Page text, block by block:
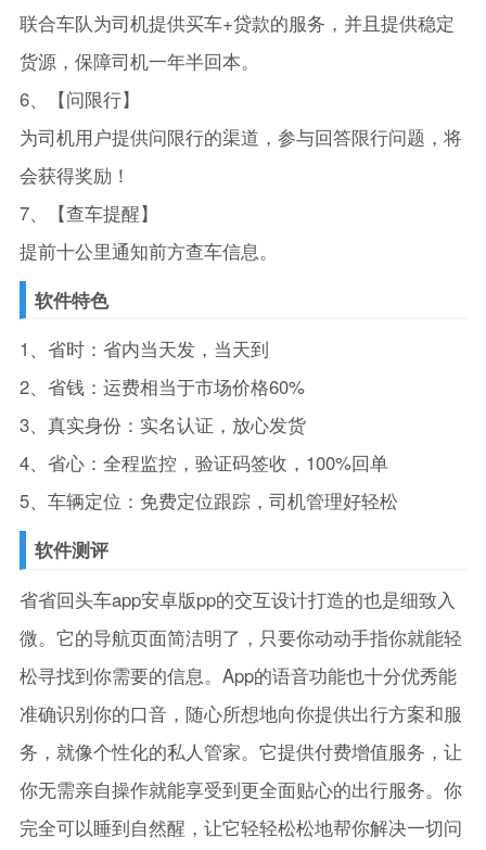
联合车队为司机提供买车+贷款的服务，并且提供稳定
货源，保障司机一年半回本。
6、【问限行】
为司机用户提供问限行的渠道，参与回答限行问题，将
会获得奖励！
7、【查车提醒】
提前十公里通知前方查车信息。
软件特色
1、省时：省内当天发，当天到
2、省钱：运费相当于市场价格60%
3、真实身份：实名认证，放心发货
4、省心：全程监控，验证码签收，100%回单
5、车辆定位：免费定位跟踪，司机管理好轻松
软件测评
省省回头车app安卓版pp的交互设计打造的也是细致入
微。它的导航页面简洁明了，只要你动动手指你就能轻
松寻找到你需要的信息。App的语音功能也十分优秀能
准确识别你的口音，随心所想地向你提供出行方案和服
务，就像个性化的私人管家。它提供付费增值服务，让
你无需亲自操作就能享受到更全面贴心的出行服务。你
完全可以睡到自然醒，让它轻轻松松地帮你解决一切问